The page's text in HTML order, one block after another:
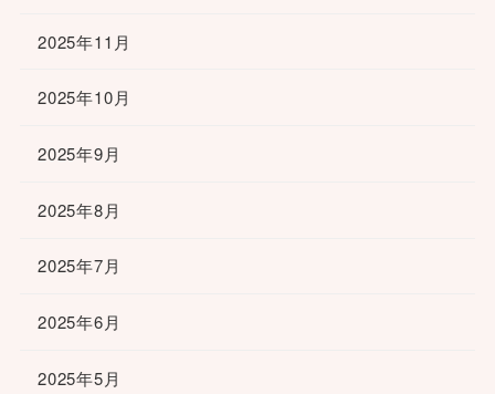
2025年11月
2025年10月
2025年9月
2025年8月
2025年7月
2025年6月
2025年5月